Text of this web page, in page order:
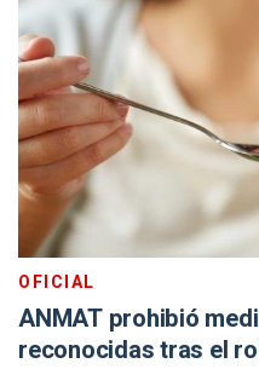
OFICIAL
ANMAT prohibió
reconocidas tras el